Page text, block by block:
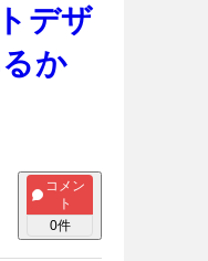
デザ
か
コメン
ト
0件